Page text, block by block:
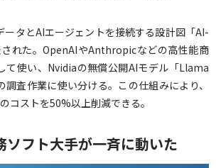
ータとAIエージェントを接続する設計図「AI-
れた。OpenAIやAnthropicなどの高性能商
て使い、Nvidiaの無償公開AIモデル「Llama
査作業に使い分ける。この仕組みにより、
コストを50%以上削減できる。
ソフト大手が一斉に動いた